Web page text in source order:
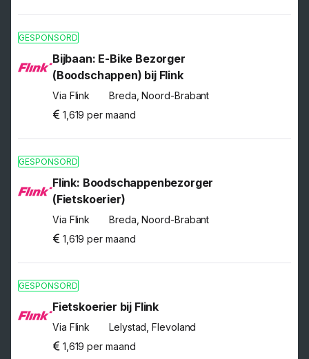
GESPONSORD
Bijbaan: E-Bike Bezorger
(Boodschappen) bij Flink
Via Flink
Breda, Noord-Brabant
1,619 per maand
GESPONSORD
Flink: Boodschappenbezorger
(Fietskoerier)
Via Flink
Breda, Noord-Brabant
1,619 per maand
GESPONSORD
Fietskoerier bij Flink
Via Flink
Lelystad, Flevoland
1,619 per maand